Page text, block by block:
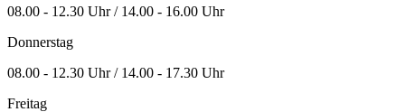
08.00 - 12.30 Uhr / 14.00 - 16.00 Uhr
Donnerstag
08.00 - 12.30 Uhr / 14.00 - 17.30 Uhr
Freitag